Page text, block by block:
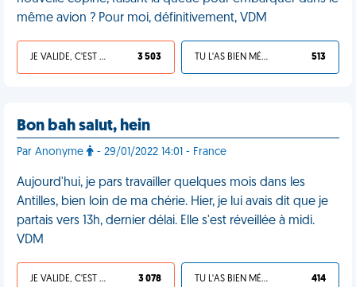
même avion ? Pour moi, définitivement, VDM
JE VALIDE, C'EST UNE VDM 3 503 TU L'AS BIEN MÉRITÉ 513
Bon bah salut, hein
Par Anonyme - 29/01/2022 14:01 - France
Aujourd'hui, je pars travailler quelques mois dans les
Antilles, bien loin de ma chérie. Hier, je lui avais dit que je
partais vers 13h, dernier délai. Elle s'est réveillée à midi.
VDM
JE VALIDE, C'EST UNE VDM 3 078 TU L'AS BIEN MÉRITÉ 414